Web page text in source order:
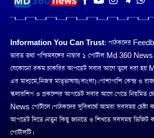
Information You Can Trust: পাঠকদের
ভারত তথা পশ্চিমবঙ্গের নাম্বার ১ পোর্টাল Md 360
যেকোনো রকম চাকরির আপডেট সবার আগে তুলে ধরা হয়
এর মাধ্যমে,নিজস্ব মাতৃভাষায়(বাংলা)। পাশাপাশি কেন্দ্র ও
স্কলারশিপ ও প্রকল্পের আপডেট সবার আগে পেতে নিয়মিত
News পোর্টালে। পাঠকদের সুবিধার্থে আমরা সবসময়
আপডেট দিতে। নতুন কিছু জানতে ও শিখতে সবসময়
পোর্টালটি।